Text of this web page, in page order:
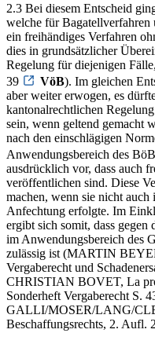
2.3 Bei diesem Entscheid
welche für Bagatellverfahren
ein freihändiges Verfahren
dies in grundsätzlicher
Regelung für diejenigen
39
VöB). Im gleichen
aber weiter erwogen, es
kantonalrechtlichen
sein, wenn geltend gemacht
nach den einschlägigen
Anwendungsbereich des
ausdrücklich vor, dass auch
veröffentlichen sind. Diese
machen, wenn sie nicht
Anfechtung erfolgte. Im
ergibt sich somit, dass
im Anwendungsbereich des
zulässig ist (MARTIN
Vergaberecht und
CHRISTIAN BOVET, La
Sonderheft Vergaberecht S.
GALLI/MOSER/LANG/
Beschaffungsrechts, 2. Aufl.